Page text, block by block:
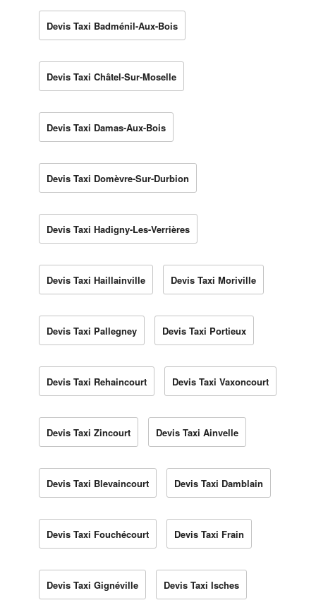
Devis Taxi Badménil-Aux-Bois
Devis Taxi Châtel-Sur-Moselle
Devis Taxi Damas-Aux-Bois
Devis Taxi Domèvre-Sur-Durbion
Devis Taxi Hadigny-Les-Verrières
Devis Taxi Haillainville Devis Taxi Moriville
Devis Taxi Pallegney Devis Taxi Portieux
Devis Taxi Rehaincourt Devis Taxi Vaxoncourt
Devis Taxi Zincourt Devis Taxi Ainvelle
Devis Taxi Blevaincourt Devis Taxi Damblain
Devis Taxi Fouchécourt Devis Taxi Frain
Devis Taxi Gignéville Devis Taxi Isches